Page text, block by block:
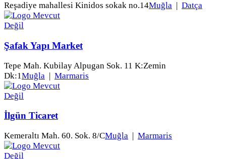
Reşadiye mahallesi Kinidos sokak no.14Muğla Datça
Şafak Yapı Market
Tepe Mah. Kubilay Alpugan Sok. 11 K:Zemin
Dk:1Muğla | Marmaris
İlgün Ticaret
Kemeraltı Mah. 60. Sok. 8/CMuğla | Marmaris